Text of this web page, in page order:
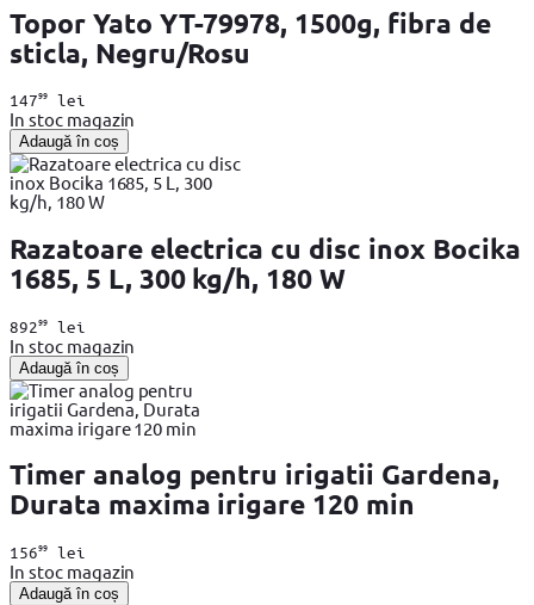
Topor Yato YT-79978, 1500g, fibra de
sticla, Negru/Rosu
14799lei
In stoc magazin
Adaugă în coș
Razatoare electrica cu disc inox Bocika
1685, 5 L, 300 kg/h, 180 W
89299lei
In stoc magazin
Adaugă în coș
Timer analog pentru irigatii Gardena,
Durata maxima irigare 120 min
15699lei
In stoc magazin
Adaugă în coș